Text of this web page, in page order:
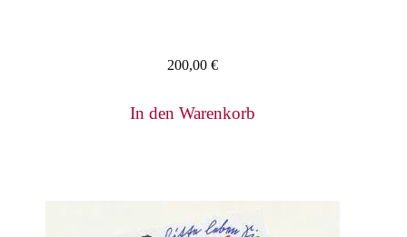
200,00 €
In den Warenkorb